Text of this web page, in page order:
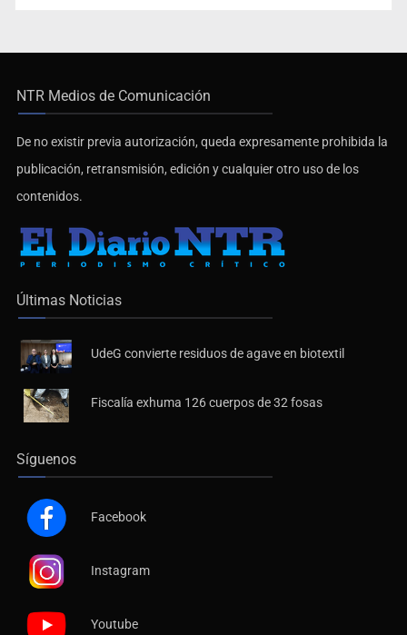
NTR Medios de Comunicación
De no existir previa autorización, queda expresamente prohibida la
publicación, retransmisión, edición y cualquier otro uso de los
contenidos.
Últimas Noticias
UdeG convierte residuos de agave en biotextil
Fiscalía exhuma 126 cuerpos de 32 fosas
Síguenos
Facebook
Instagram
Youtube